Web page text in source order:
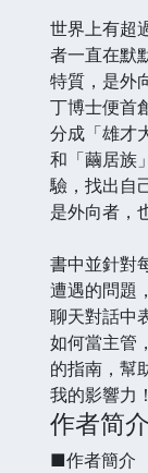
世界上有超
者一直在默
特質，是外
丁博士便首
分成「雄才
和「繭居族
驗，找出自
是外向者，
書中並針對
遭遇的問題
聊天對話中
如何當主管
的指南，幫
我的影響力！
作者简介
■作者簡介